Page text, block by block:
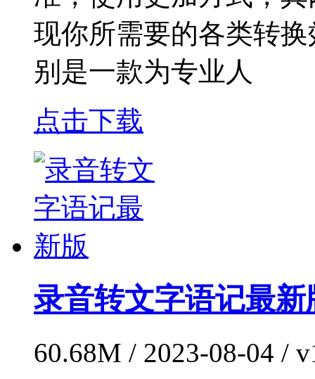
现你所需要的各类转
别是一款为专业人
点击下载
录音转文字语记最新
60.68M / 2023-08-04 /